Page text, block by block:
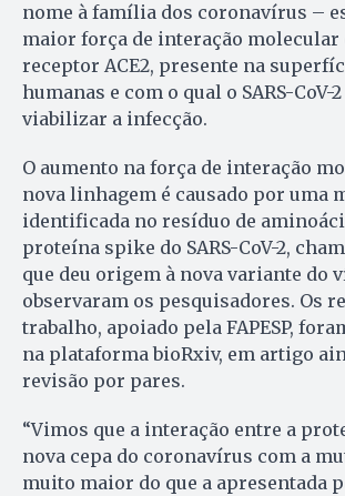
nome à família dos coronavírus –
maior força de interação molecular
receptor ACE2, presente na
humanas e com o qual o SARS-CoV-
viabilizar a infecção.
O aumento na força de interação
nova linhagem é causado por uma
identificada no resíduo de
proteína spike do SARS-CoV-2,
que deu origem à nova variante do
observaram os pesquisadores. Os
trabalho, apoiado pela FAPESP,
na plataforma bioRxiv, em artigo
revisão por pares.
“Vimos que a interação entre a
nova cepa do coronavírus com a
muito maior do que a apresentada